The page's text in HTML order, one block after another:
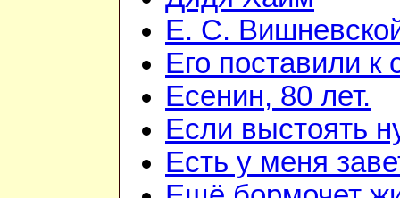
Е. С.
Его поставили к
Есенин, 80 лет.
Если выстоять
Есть у меня